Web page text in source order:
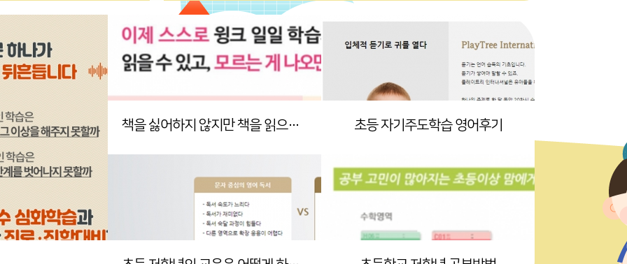
책을 싫어하지 않지만 책을 읽으라고 해야 읽어요 초등 자기주도학습 영어후기